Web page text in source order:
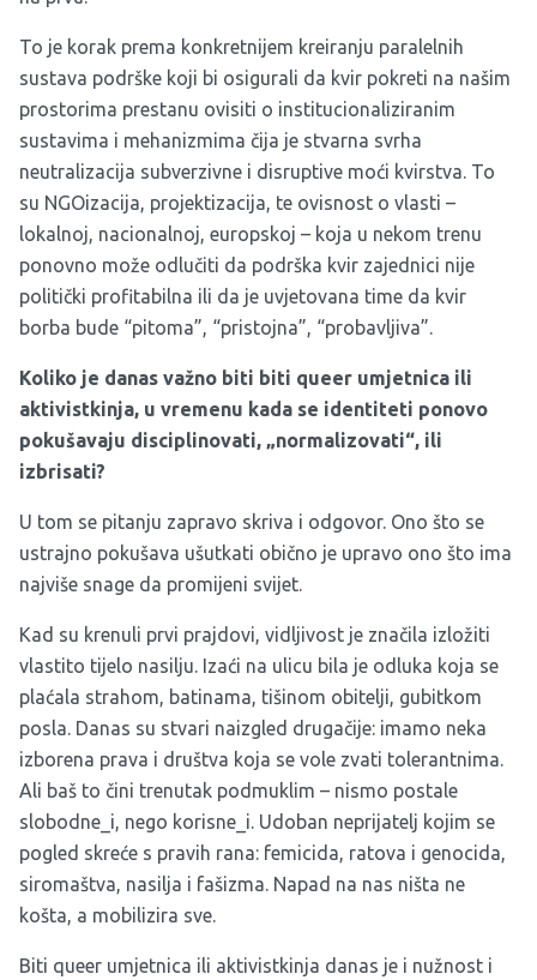
To je korak prema konkretnijem kreiranju paralelnih
sustava podrške koji bi osigurali da kvir pokreti na našim
prostorima prestanu ovisiti o institucionaliziranim
sustavima i mehanizmima čija je stvarna svrha
neutralizacija subverzivne i disruptive moći kvirstva. To
su NGOizacija, projektizacija, te ovisnost o vlasti –
lokalnoj, nacionalnoj, europskoj – koja u nekom trenu
ponovno može odlučiti da podrška kvir zajednici nije
politički profitabilna ili da je uvjetovana time da kvir
borba bude “pitoma”, “pristojna”, “probavljiva”.
Koliko je danas važno biti biti queer umjetnica ili
aktivistkinja, u vremenu kada se identiteti ponovo
pokušavaju disciplinovati, „normalizovati“, ili
izbrisati?
U tom se pitanju zapravo skriva i odgovor. Ono što se
ustrajno pokušava ušutkati obično je upravo ono što ima
najviše snage da promijeni svijet.
Kad su krenuli prvi prajdovi, vidljivost je značila izložiti
vlastito tijelo nasilju. Izaći na ulicu bila je odluka koja se
plaćala strahom, batinama, tišinom obitelji, gubitkom
posla. Danas su stvari naizgled drugačije: imamo neka
izborena prava i društva koja se vole zvati tolerantnima.
Ali baš to čini trenutak podmuklim – nismo postale
slobodne_i, nego korisne_i. Udoban neprijatelj kojim se
pogled skreće s pravih rana: femicida, ratova i genocida,
siromaštva, nasilja i fašizma. Napad na nas ništa ne
košta, a mobilizira sve.
Biti queer umjetnica ili aktivistkinja danas je i nužnost i